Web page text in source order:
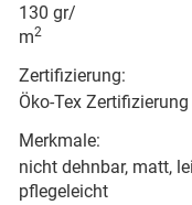
130 gr/
m2
Zertifizierung:
Öko-Tex
Merkmale:
nicht dehnbar, matt,
pflegeleicht